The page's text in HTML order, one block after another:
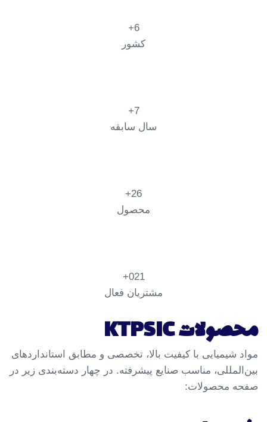
6+
کشور
7+
سال سابقه
26+
محصول
021+
مشتریان فعال
محصولات KTPSIC
مواد شیمیایی با کیفیت بالا، تخصصی و مطابق استانداردهای
بین‌المللی، مناسب صنایع پیشرفته. در چهار دسته‌بندی زیر در
صفحه محصولات: